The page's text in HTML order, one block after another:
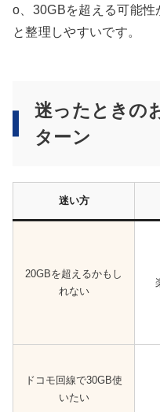
o、30GBを超える可能性
と整理しやすいです。
迷ったときの
ターン
迷い方
20GBを超えるかもし
れない
ドコモ回線で30GB使
いたい